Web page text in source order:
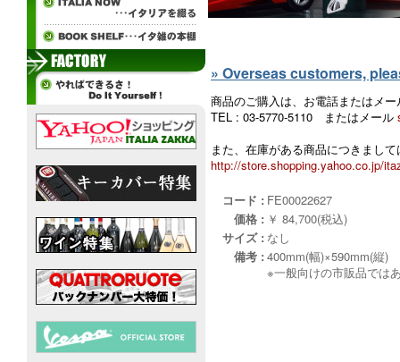
» Overseas customers,
商品のご購入は、お電話またはメ
TEL : 03-5770-5110 またはメール
また、在庫がある商品につきまし
http://store.shopping.yahoo.co.jp/
コード : FE00022627
価格 : ￥ 84,700(税込)
サイズ : なし
備考 : 400mm(幅)×590mm(縦)
※一般向けの市販品では